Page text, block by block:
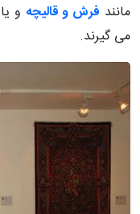
مانند فرش و قالیچه و یا
می گیرند.